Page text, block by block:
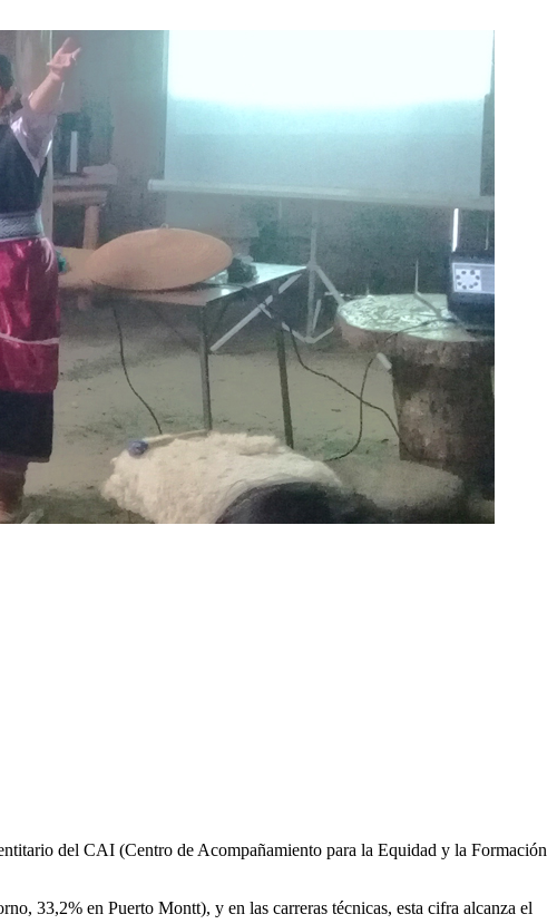
del CAI (Centro de Acompañamiento para la Equidad y la Formación
33,2% en Puerto Montt), y en las carreras técnicas, esta cifra alcanza el